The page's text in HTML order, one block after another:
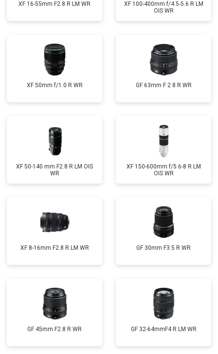
XF 16-55mm F2.8 R LM WR
XF 100-400mm f/4.5-5.6 R LM
OIS WR
XF 50mm f/1.0 R WR GF 63mm F 2.8 R WR
XF 50-140 mm F2.8 R LM OIS
WR
XF 150-600mm f/5.6-8 R LM
OIS WR
XF 8-16mm F2.8 R LM WR GF 30mm F3.5 R WR
GF 45mm F2.8 R WR GF 32-64mmF4 R LM WR